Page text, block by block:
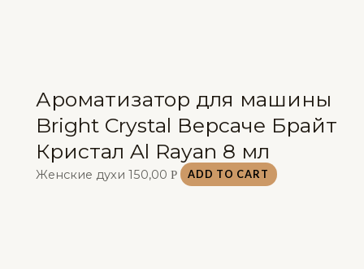
Ароматизатор для машины
Bright Crystal Версаче Брайт
Кристал Al Rayan 8 мл
Женские духи 150,00 Р ADD TO CART